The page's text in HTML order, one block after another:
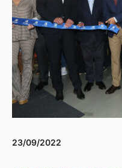
23/09/2022